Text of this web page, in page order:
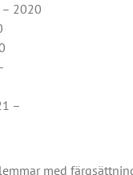
2020
–
med